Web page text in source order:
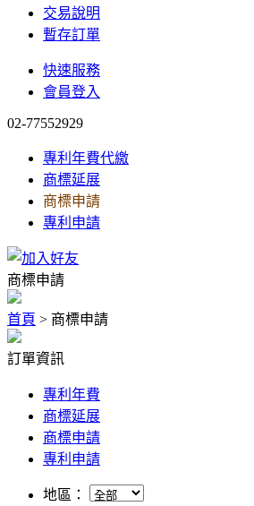
交易說明
暫存訂單
快速服務
會員登入
02-77552929
專利年費代繳
商標延展
商標申請
專利申請
商標申請
首頁 > 商標申請
訂單資訊
專利年費
商標延展
商標申請
專利申請
地區：